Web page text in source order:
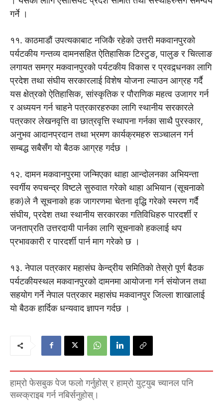
गर्ने ।
११. काठमाडौं उपत्यकाबाट नजिकै रहेको उत्तरी मकवानपुरको
पर्यटकीय गन्तव्य दामनसहित ऐतिहासिक टिस्टुङ, पालुङ र चित्लाङ
लगायत समग्र मकवानपुरको पर्यटकीय विकास र प्रवद्र्धनका लागि
प्रदेश तथा संघीय सरकारलाई विशेष योजना ल्याउन आग्रह गर्दै
यस क्षेत्रको ऐतिहासिक, सांस्कृतिक र पौराणिक महत्व उजागर गर्न
र अध्ययन गर्न चाहने पत्रकारहरुका लागि स्थानीय सरकारले
पत्रकार लेखनवृत्ति वा छात्रवृत्ति स्थापना गर्नका साथै पुरस्कार,
अनुभव आदानप्रदान तथा भ्रमण कार्यक्रमहरु सञ्चालन गर्न
सम्बद्ध सबैसँग यो बैठक आग्रह गर्दछ ।
१२. दामन मकवानपुरमा जन्मिएका थाहा आन्दोलनका अभियन्ता
स्वर्गीय रुपचन्द्र विष्टले सुरुवात गरेको थाहा अभियान (सूचनाको
हक)ले नै सूचनाको हक जागरणमा चेतना वृद्धि गरेको स्मरण गर्दै
संघीय, प्रदेश तथा स्थानीय सरकारका गतिविधिहरु पारदर्शी र
जनताप्रति उत्तरदायी पार्नका लागि सूचनाको हकलाई थप
प्रभावकारी र पारदर्शी पार्न माग गरेको छ ।
१३. नेपाल पत्रकार महासंघ केन्द्रीय समितिको तेस्रो पूर्ण बैठक
पर्यटकीयस्थल मकवानपुरको दामनमा आयोजना गर्न संयोजन तथा
सहयोग गर्ने नेपाल पत्रकार महासंघ मकवानपुर जिल्ला शाखालाई
यो बैठक हार्दिक धन्यवाद ज्ञापन गर्दछ ।
हाम्रो फेसबुक पेज फलो गर्नुहोस् र हाम्रो युट्युब च्यानल पनि
सब्स्क्राइब गर्न नबिर्सनुहोस्।